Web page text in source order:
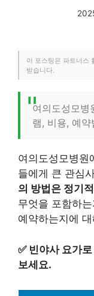
이 포스팅은 파트너스
받습니다.
여의도성모병
램, 비용, 예약
여의도성모병원
들에게 큰 관심
의 방법은 정기
무엇을 포함하
예약하는지에
✅ 빈야사 요가
보세요.